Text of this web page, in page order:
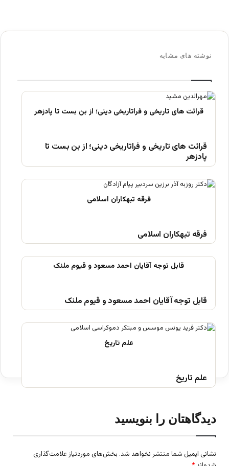
نوشته های مشابه
قرائت های تاریخی و فراتاریخی دینی؛ از بن بست تا
پادزهر
فرقه تبهکاران اسلامی
قابل توجه آقایان احمد مسعود و قیوم ملنک
علم تاریخ
دیدگاهتان را بنویسید
نشانی ایمیل شما منتشر نخواهد شد. بخش‌های موردنیاز علامت‌گذاری